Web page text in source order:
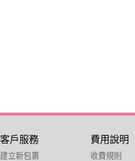
客戶服務
建立新包裹
費用說明
收費規則